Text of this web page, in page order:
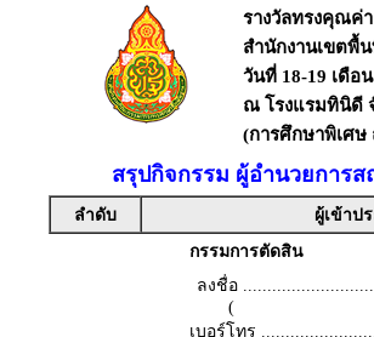
รางวัลทรงคุณค่า
สำนักงานเขตพื้
วันที่ 18-19 เดือ
ณ โรงแรมทินิดี
(การศึกษาพิเศษ
สรุปกิจกรรม ผู้อำนวยการส
ลำดับ
ผู้เข้าป
กรรมการตัดสิน
ลงชื่อ
(
เบอร์โทร